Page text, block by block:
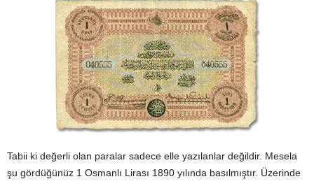
Tabii ki değerli olan paralar sadece elle yazılanlar değildir. Mesela
şu gördüğünüz 1 Osmanlı Lirası 1890 yılında basılmıştır. Üzerinde